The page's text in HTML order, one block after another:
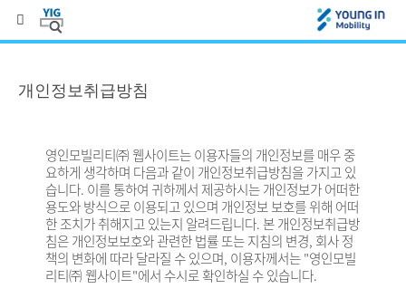
개인정보취급방침
영인모빌리티㈜ 웹사이트는 이용자들의 개인정보를 매우 중
요하게 생각하며 다음과 같이 개인정보취급방침을 가지고 있
습니다. 이를 통하여 귀하께서 제공하시는 개인정보가 어떠한
용도와 방식으로 이용되고 있으며 개인정보 보호를 위해 어떠
한 조치가 취해지고 있는지 알려드립니다. 본 개인정보취급방
침은 개인정보보호와 관련한 법률 또는 지침의 변경, 회사 정
책의 변화에 따라 달라질 수 있으며, 이용자께서는 "영인모빌
리티㈜ 웹사이트"에서 수시로 확인하실 수 있습니다.